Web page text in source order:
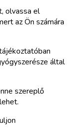
olvassa el
az Ön számára
által
szereplő